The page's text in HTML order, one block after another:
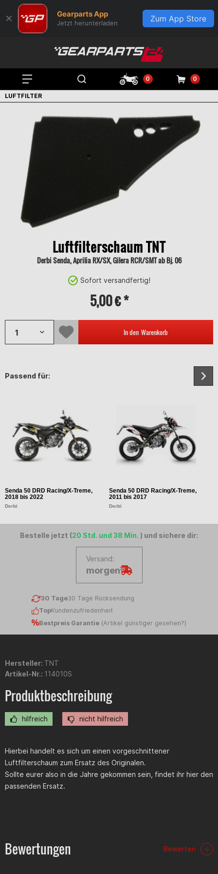
✕ Gearparts App
Jetzt herunterladen Zum App Store
0 0
LUFTFILTER
Luftfilterschaum TNT
Derbi Senda, Aprilia RX/SX, Gilera RCR/SMT ab Bj. 06
Sofort versandfertig!
5,00 € *
In den Warenkorb
Passend für:
Senda 50 DRD Racing/X-Treme,
2018 bis 2022
Derbi
Senda 50 DRD Racing/X-Treme,
2011 bis 2017
Derbi
Bestelle jetzt (20 Std. und 38 Min. ) und sichere dir:
Versand:
morgen
30 Tage30 Tage Rücksendung
TopKundenzufriedenheit
Bestpreis Garantie (Artikel günstiger gesehen?)
Hersteller: TNT
Artikel-Nr.: 114010S
Produktbeschreibung
hilfreich nicht hilfreich
Hierbei handelt es sich um einen vorgeschnittener
Luftfilterschaum zum Ersatz des Originalen.
Sollte eurer also in die Jahre gekommen sein, findet ihr hier den
passenden Ersatz.
Bewertungen Bewerten